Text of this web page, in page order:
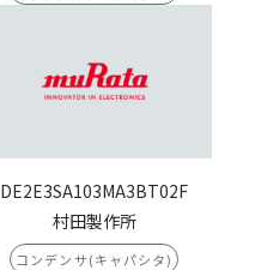
DE2E3SA103MA3BT02F
村田製作所
コンデンサ(キャパシタ)